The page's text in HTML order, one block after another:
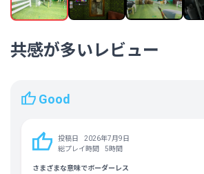
平均実績解除率 -
フォロワー数 158,559人
共感が多いレビュー
Good
投稿日
2026年7月9日
総プレイ時間
5時間
さまざまな意味でボーダーレス